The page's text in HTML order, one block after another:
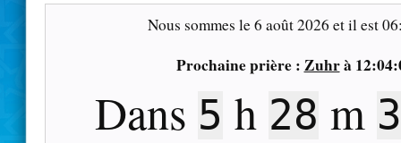
Nous sommes le6 août 2026 et il est
Prochaine prière : Zuhrà
Dans 5 h 28 m